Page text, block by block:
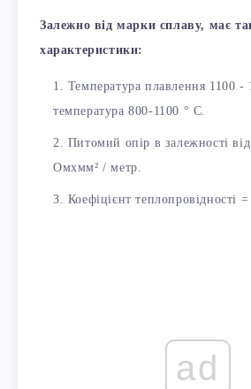
Залежно від марки сплаву, має
характеристики:
Температура плавлення 1100 -
температура 800-1100 ° C.
Питомий опір в залежності
Омxмм² / метр.
Коефіцієнт теплопровідності
ad